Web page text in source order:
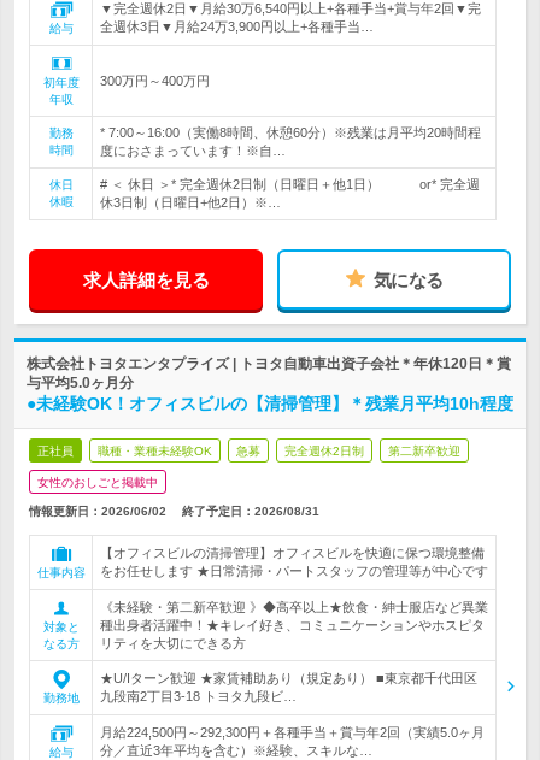
給与
▼完全週休2日▼月給30万6,540円以上+各種手当+賞与年2回▼完
全週休3日▼月給24万3,900円以上+各種手当…
初年度
年収
300万円～400万円
勤務
時間
* 7:00～16:00（実働8時間、休憩60分）※残業は月平均20時間程
度におさまっています！※自…
休日
休暇
# ＜ 休日 ＞* 完全週休2日制（日曜日＋他1日） or* 完全週
休3日制（日曜日+他2日）※…
求人詳細を見る 気になる
株式会社トヨタエンタプライズ | トヨタ自動車出資子会社＊年休120日＊賞
与平均5.0ヶ月分
●未経験OK！オフィスビルの【清掃管理】＊残業月平均10h程度
正社員 職種・業種未経験OK 急募 完全週休2日制 第二新卒歓迎
女性のおしごと掲載中
情報更新日：2026/06/02 終了予定日： 2026/08/31
仕事内容
【オフィスビルの清掃管理】オフィスビルを快適に保つ環境整備
をお任せします ★日常清掃・パートスタッフの管理等が中心です
対象と
なる方
《未経験・第二新卒歓迎 》◆高卒以上★飲食・紳士服店など異業
種出身者活躍中！★キレイ好き、コミュニケーションやホスピタ
リティを大切にできる方
勤務地
★U/Iターン歓迎 ★家賃補助あり（規定あり） ■東京都千代田区
九段南2丁目3-18 トヨタ九段ビ…
給与
月給224,500円～292,300円＋各種手当＋賞与年2回（実績5.0ヶ月
分／直近3年平均を含む）※経験、スキルな…